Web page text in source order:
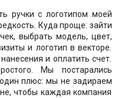
ручки с логотипом моей
Куда проще: зайти
выбрать модель, цвет,
и логотип в векторе.
и оплатить счет.
Мы постарались
плюс: мы не задираем
чтобы каждая компания